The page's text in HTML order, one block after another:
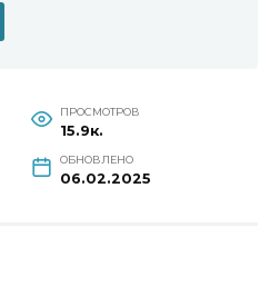
ПРОСМОТРОВ
15.9к.
ОБНОВЛЕНО
06.02.2025